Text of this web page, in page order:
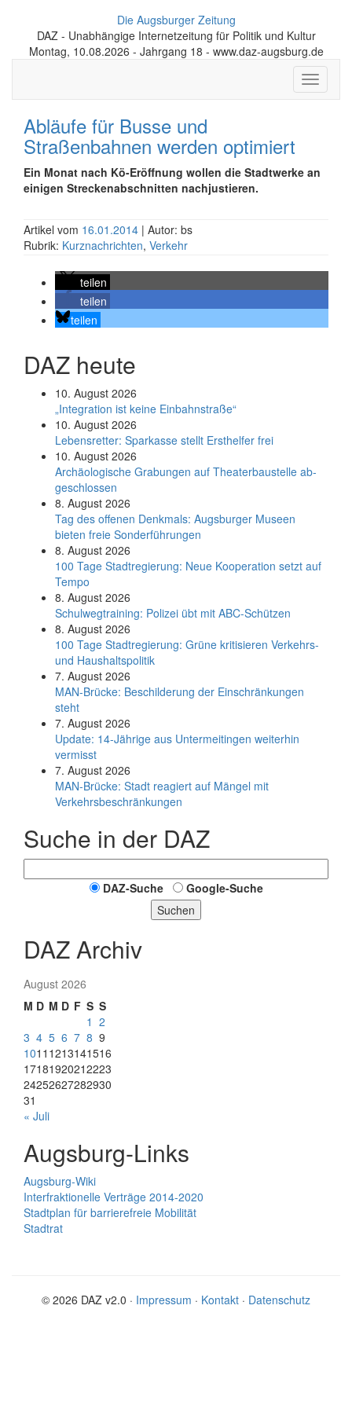
Die Augsburger Zeitung
DAZ - Unabhängige Internetzeitung für Politik und Kultur
Montag, 10.08.2026 - Jahrgang 18 - www.daz-augsburg.de
Toggle
Abläufe für Busse und
Straßenbahnen werden optimiert
Ein Monat nach Kö-Eröffnung wollen die Stadtwerke an
einigen Streckenabschnitten nachjustieren.
Artikel vom 16.01.2014 | Autor: bs
Rubrik: Kurznachrichten, Verkehr
teilen
teilen
teilen
DAZ heute
10. August 2026
„Integration ist keine Einbahnstraße“
10. August 2026
Le­bens­ret­ter: Spar­kas­se stellt Erst­hel­fer frei
10. August 2026
Ar­chäo­lo­gi­sche Gra­bun­gen auf Thea­ter­bau­stel­le ab­
ge­schlos­sen
8. August 2026
Tag des offenen Denkmals: Augsburger Museen
bieten freie Sonderführungen
8. August 2026
100 Tage Stadtregierung: Neue Kooperation setzt auf
Tempo
8. August 2026
Schul­weg­trai­ning: Poli­zei übt mit ABC-Schüt­zen
8. August 2026
100 Tage Stadtregierung: Grüne kritisieren Verkehrs-
und Haushaltspolitik
7. August 2026
MAN-Brücke: Beschilderung der Einschränkungen
steht
7. August 2026
Update: 14-Jährige aus Untermeitingen weiterhin
vermisst
7. August 2026
MAN-Brücke: Stadt reagiert auf Mängel mit
Verkehrsbeschränkungen
Suche in der DAZ
DAZ-Suche
Google-Suche
Suchen
DAZ Archiv
August 2026
M D M D F S S
1 2
3 4 5 6 7 8 9
1011 1213141516
17181920212223
24252627282930
31
« Juli
Augsburg-Links
Augsburg-Wiki
Interfraktionelle Verträge 2014-2020
Stadtplan für barrierefreie Mobilität
Stadtrat
© 2026 DAZ v2.0 · Impressum · Kontakt · Datenschutz